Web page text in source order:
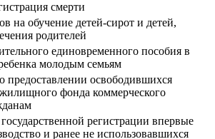
смерти
на обучение детей-сирот и детей,
родителей
единовременного пособия в
молодым семьям
предоставлении освободившихся
фонда коммерческого
регистрации впервые
и ранее не использовавшихся